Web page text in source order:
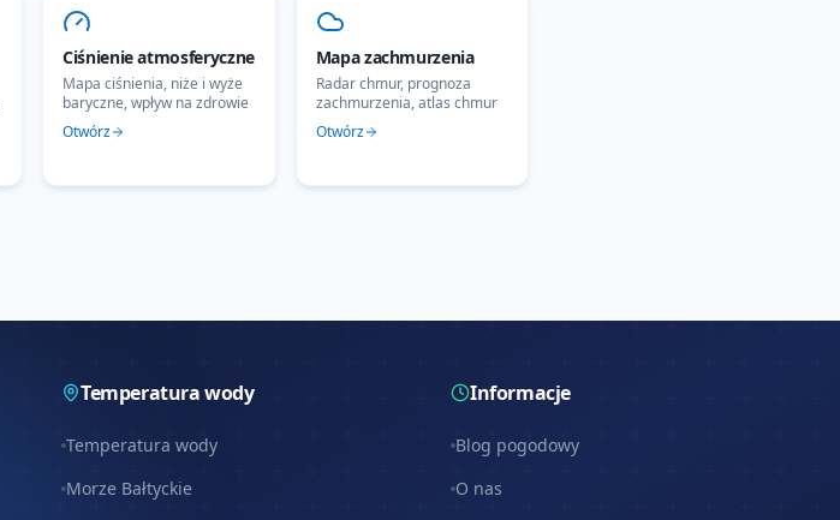
Ciśnienie atmosferyczne
Mapa ciśnienia, niże i wyże
baryczne, wpływ na zdrowie
Otwórz
Mapa zachmurzenia
Radar chmur, prognoza
zachmurzenia, atlas chmur
Otwórz
Temperatura wody
Temperatura wody
Morze Bałtyckie
Informacje
Blog pogodowy
O nas